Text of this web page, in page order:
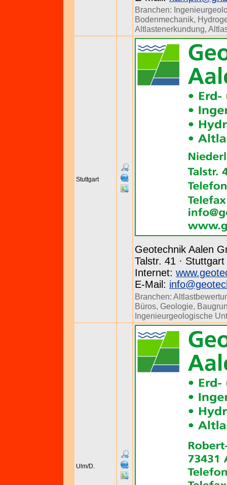
Branchen:
Bodenmechanik,
Altlastenerkundung,
Stuttgart
Geotechnik Aalen
Talstr. 41 ·
Internet:
E-Mail:
Branchen:
Büros, Geologie,
Ingenieurgeologische
Ulm/D.